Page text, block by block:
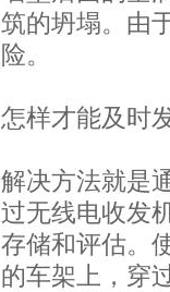
筑的坍塌。由
险。
怎样才能及时
解决方法就是
过无线电收发
存储和评估。
的车架上，穿